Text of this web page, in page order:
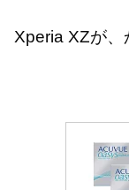
Xperia XZが、